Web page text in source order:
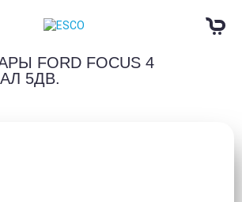
FORD FOCUS 4
5ДВ.